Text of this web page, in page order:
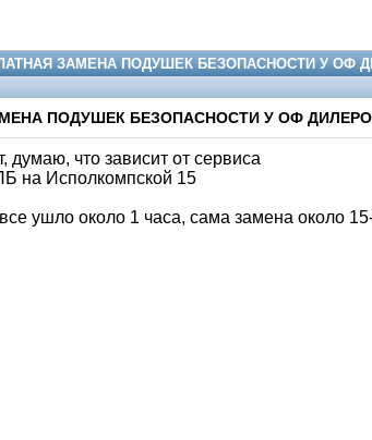
ЗАМЕНА ПОДУШЕК БЕЗОПАСНОСТИ У ОФ
ПОДУШЕК БЕЗОПАСНОСТИ У ОФ
думаю, что зависит от сервиса
на Исполкомпской 15
ушло около 1 часа, сама замена около